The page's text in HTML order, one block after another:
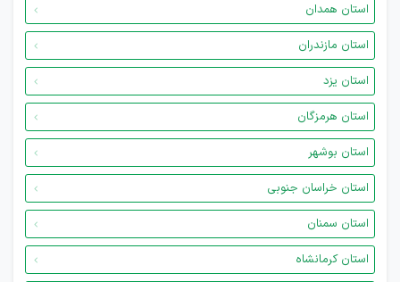
استان همدان
استان مازندران
استان یزد
استان هرمزگان
استان بوشهر
استان خراسان جنوبی
استان سمنان
استان کرمانشاه